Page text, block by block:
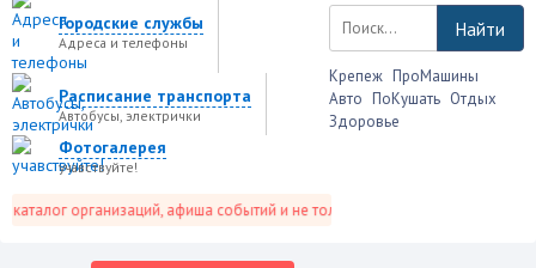
Городские службы
Адреса и телефоны
Расписание транспорта
Автобусы, электрички
Фотогалерея
учавствуйте!
организаций, афиша событий и не только это.
Найти
Крепеж ПроМашины
Авто ПоКушать Отдых
Здоровье